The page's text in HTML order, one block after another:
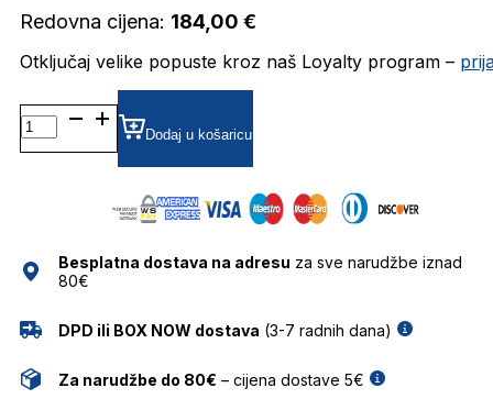
Redovna cijena: 184,00 €
Otključaj velike popuste kroz naš Loyalty program –
TB1744 DIOPTRIJSKI
OKVIRI
TIMBERLAND
Dodaj u košaricu
Besplatna dostava na adresu za sve narudžbe iznad
80€
DPD ili BOX NOW dostava (3-7 radnih dana)
Za narudžbe do 80€ – cijena dostave 5€